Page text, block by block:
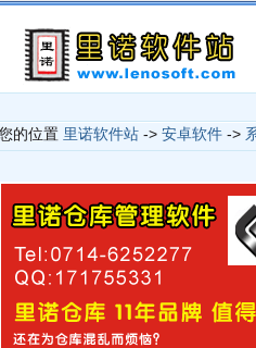
的位置 里诺软件站 -> 安卓软件 ->